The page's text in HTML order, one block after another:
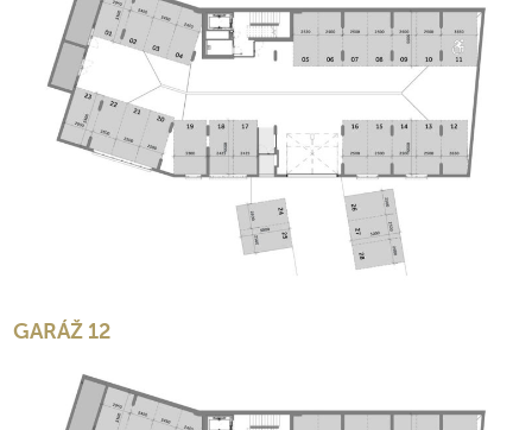
GARÁŽ 12